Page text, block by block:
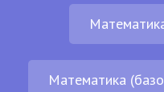
Математика